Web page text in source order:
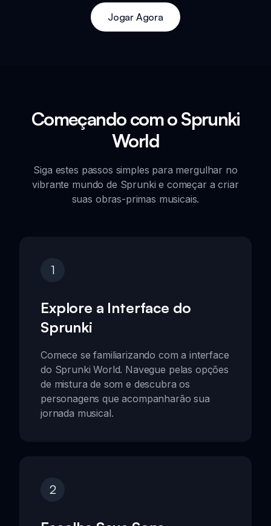
Jogar Agora
Começando com o Sprunki
World
Siga estes passos simples para mergulhar no
vibrante mundo de Sprunki e começar a criar
suas obras-primas musicais.
1
Explore a Interface do
Sprunki
Comece se familiarizando com a interface
do Sprunki World. Navegue pelas opções
de mistura de som e descubra os
personagens que acompanharão sua
jornada musical.
2